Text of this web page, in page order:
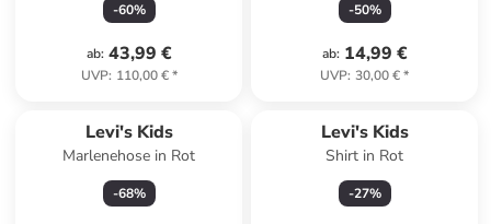
-60%
ab: 43,99 €
UVP: 110,00 €*
-50%
ab: 14,99 €
UVP: 30,00 €*
Levi's Kids
Marlenehose in Rot
-68%
Levi's Kids
Shirt in Rot
-27%